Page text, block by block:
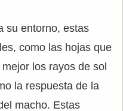
su entorno, estas
como las hojas que
los rayos de sol
la respuesta de la
macho. Estas